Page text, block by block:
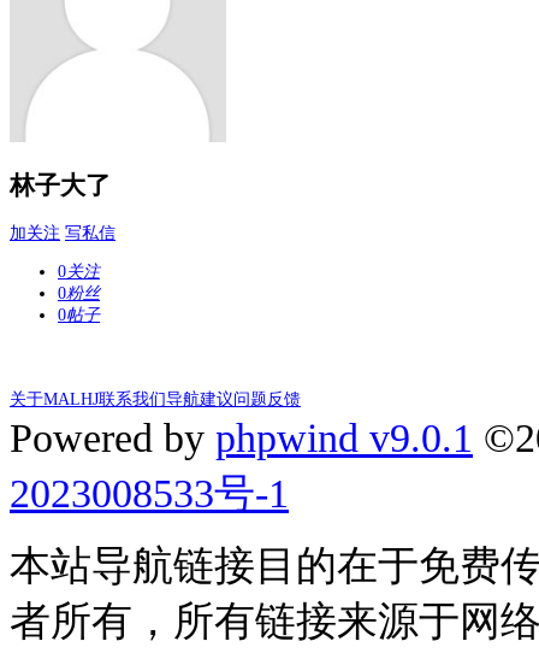
林子大了
加关注 写私信
0关注
0粉丝
0帖子
关于MALHJ联系我们导航建议问题反馈
Powered by phpwind v9.0.1
2023008533号-1
本站导航链接目的在于免费
者所有，所有链接来源于网